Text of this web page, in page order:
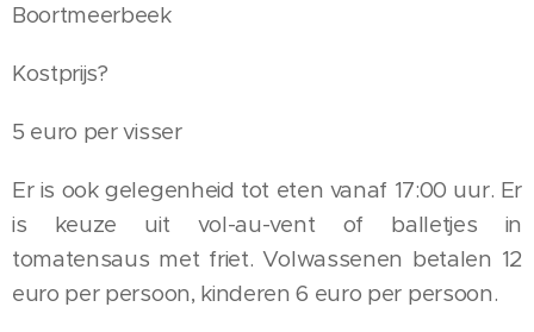
Boortmeerbeek
Kostprijs?
5 euro per visser
Er is ook gelegenheid tot eten vanaf 17:00 uur. Er
is keuze uit vol-au-vent of balletjes in
tomatensaus met friet. Volwassenen betalen 12
euro per persoon, kinderen 6 euro per persoon.